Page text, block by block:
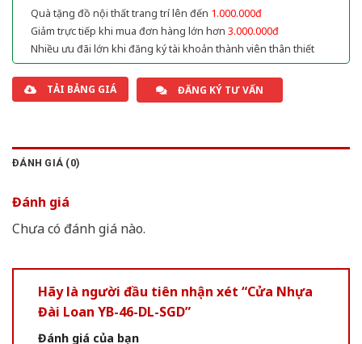
Quà tặng đồ nội thất trang trí lên đến 1.000.000đ
Giảm trực tiếp khi mua đơn hàng lớn hơn 3.000.000đ
Nhiều ưu đãi lớn khi đăng ký tài khoản thành viên thân thiết
TẢI BẢNG GIÁ ĐĂNG KÝ TƯ VẤN
ĐÁNH GIÁ (0)
Đánh giá
Chưa có đánh giá nào.
Hãy là người đầu tiên nhận xét “Cửa Nhựa
Đài Loan YB-46-DL-SGD”
Đánh giá của bạn